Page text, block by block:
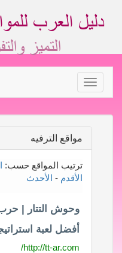
Toggle
navigation
مواقع الترفيه
ترتيب المواقع حسب:
الأقدم - الأحدث
وحوش التتار | حرب
أفضل لعبة
http://tt-ar.com/